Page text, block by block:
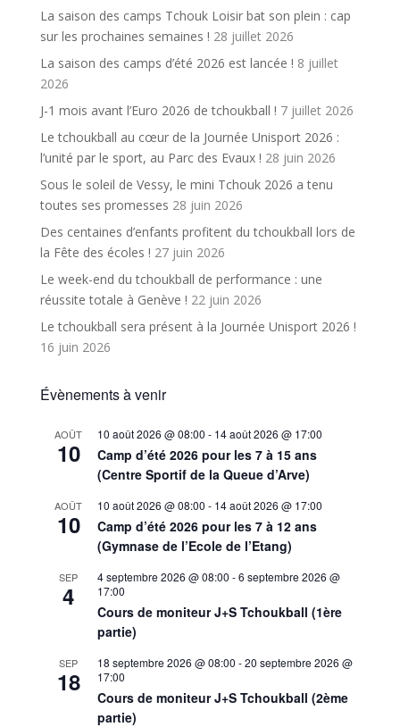
La saison des camps Tchouk Loisir bat son plein : cap
sur les prochaines semaines ! 28 juillet 2026
La saison des camps d’été 2026 est lancée ! 8 juillet
2026
J-1 mois avant l’Euro 2026 de tchoukball ! 7 juillet 2026
Le tchoukball au cœur de la Journée Unisport 2026 :
l’unité par le sport, au Parc des Evaux ! 28 juin 2026
Sous le soleil de Vessy, le mini Tchouk 2026 a tenu
toutes ses promesses 28 juin 2026
Des centaines d’enfants profitent du tchoukball lors de
la Fête des écoles ! 27 juin 2026
Le week-end du tchoukball de performance : une
réussite totale à Genève ! 22 juin 2026
Le tchoukball sera présent à la Journée Unisport 2026 !
16 juin 2026
Évènements à venir
AOÛT
10
10 août 2026 @ 08:00 - 14 août 2026 @ 17:00
Camp d’été 2026 pour les 7 à 15 ans
(Centre Sportif de la Queue d’Arve)
AOÛT
10
10 août 2026 @ 08:00 - 14 août 2026 @ 17:00
Camp d’été 2026 pour les 7 à 12 ans
(Gymnase de l’Ecole de l’Etang)
SEP
4
4 septembre 2026 @ 08:00 -6 septembre 2026 @
17:00
Cours de moniteur J+S Tchoukball (1ère
partie)
SEP
18
18 septembre 2026 @ 08:00 -20 septembre 2026 @
17:00
Cours de moniteur J+S Tchoukball (2ème
partie)